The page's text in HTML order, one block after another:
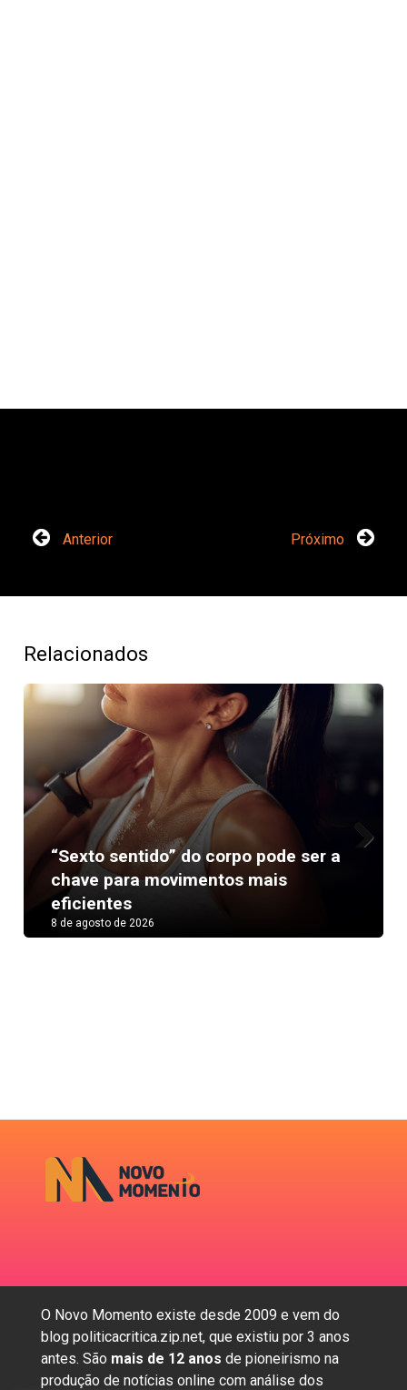
Anterior Próximo
Relacionados
“Sexto sentido” do corpo pode ser a
chave para movimentos mais
eficientes
8 de agosto de 2026
O Novo Momento existe desde 2009 e vem do
blog politicacritica.zip.net, que existiu por 3 anos
antes. São mais de 12 anos de pioneirismo na
produção de notícias online com análise dos